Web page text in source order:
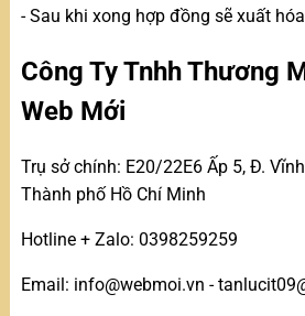
- Sau khi xong hợp đồng sẽ xuất
Công Ty Tnhh Thương
Web Mới
Trụ sở chính: E20/22E6 Ấp 5, Đ.
Thành phố Hồ Chí Minh
Hotline + Zalo: 0398259259
Email: info@webmoi.vn -